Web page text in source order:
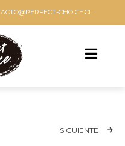
CHOICE.CL
SIGUIENTE